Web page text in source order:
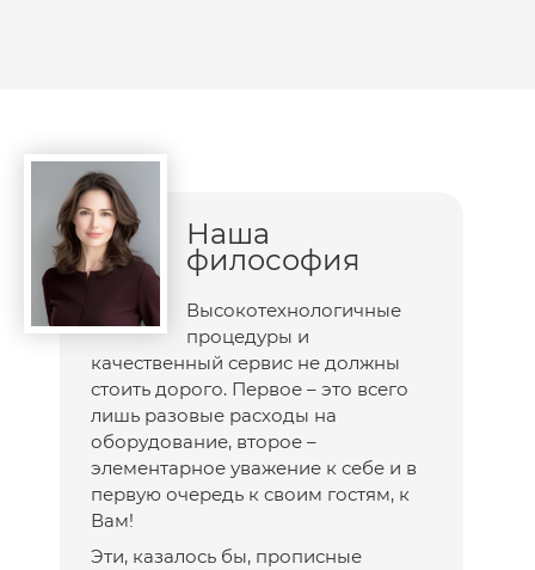
Наша
философия
Высокотехнологичные
процедуры и
качественный сервис не должны
стоить дорого. Первое – это всего
лишь разовые расходы на
оборудование, второе –
элементарное уважение к себе и в
первую очередь к своим гостям, к
Вам!
Эти, казалось бы, прописные